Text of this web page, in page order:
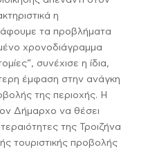
η
τα προβλήματα
χρονοδιάγραμμα
συνέχισε η ίδια,
έμφαση στην ανάγκη
της περιοχής. Η
Δήμαρχο να θέσει
της Τροιζήνα
τουριστικής προβολής